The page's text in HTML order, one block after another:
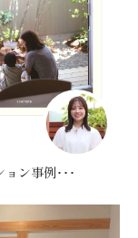
ン事例･･･